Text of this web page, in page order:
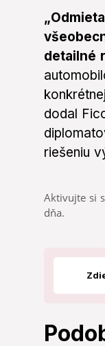
detailné
dodal
riešeniu
Aktivujte si
dňa.